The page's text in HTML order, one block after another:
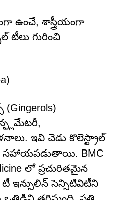
ఉంచే, శాస్త్రీయంగా
టీలు గురించి
ఇవి చెడు కొలెస్ట్రాల్
సహాయపడుతాయి. BMC
లో ప్రచురితమైన
టీ ఇన్సులిన్ సెన్సిటివిటీని